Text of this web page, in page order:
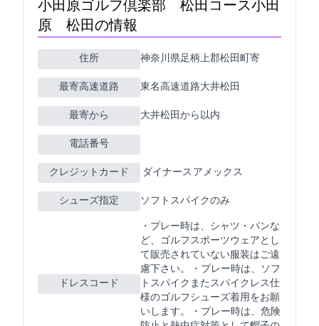
小田原ゴルフ倶楽部 松田コース(小田
原GC 松田C)の情報
住所 神奈川県足柄上郡松田町寄321
最寄高速道路 東名高速道路大井松田
最寄ICから 大井松田から10km以内
電話番号
クレジットカード JCB VISA MASTER ダイナース アメックス
シューズ指定 ソフトスパイクのみ
ドレスコード
・プレー時は、Tシャツ・Gパンな
ど、ゴルフ(スポーツ)ウェアとし
て販売されていない服装はご遠
慮下さい。 ・プレー時は、ソフ
トスパイクまたスパイクレス仕
様のゴルフシューズ着用をお願
いします。 ・プレー時は、危険